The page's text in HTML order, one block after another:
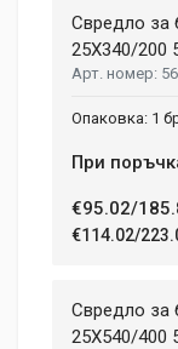
Свредло за
25X340/200
1
При
€95.02/
€114.02/
Свредло за
25X540/400